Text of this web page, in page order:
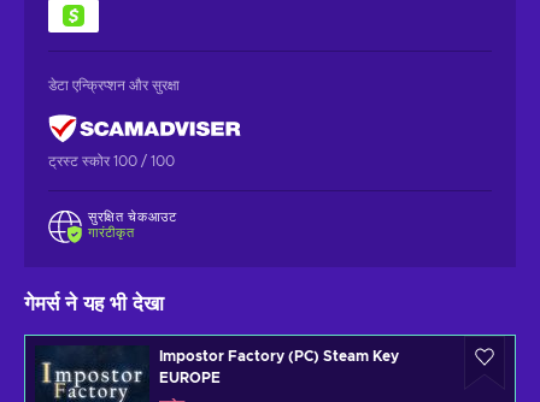
डेटा एन्क्रिप्शन और सुरक्षा
ट्रस्ट स्कोर 100 / 100
सुरक्षित चेकआउट
गारंटीकृत
गेमर्स ने यह भी देखा
Impostor Factory (PC) Steam Key
EUROPE